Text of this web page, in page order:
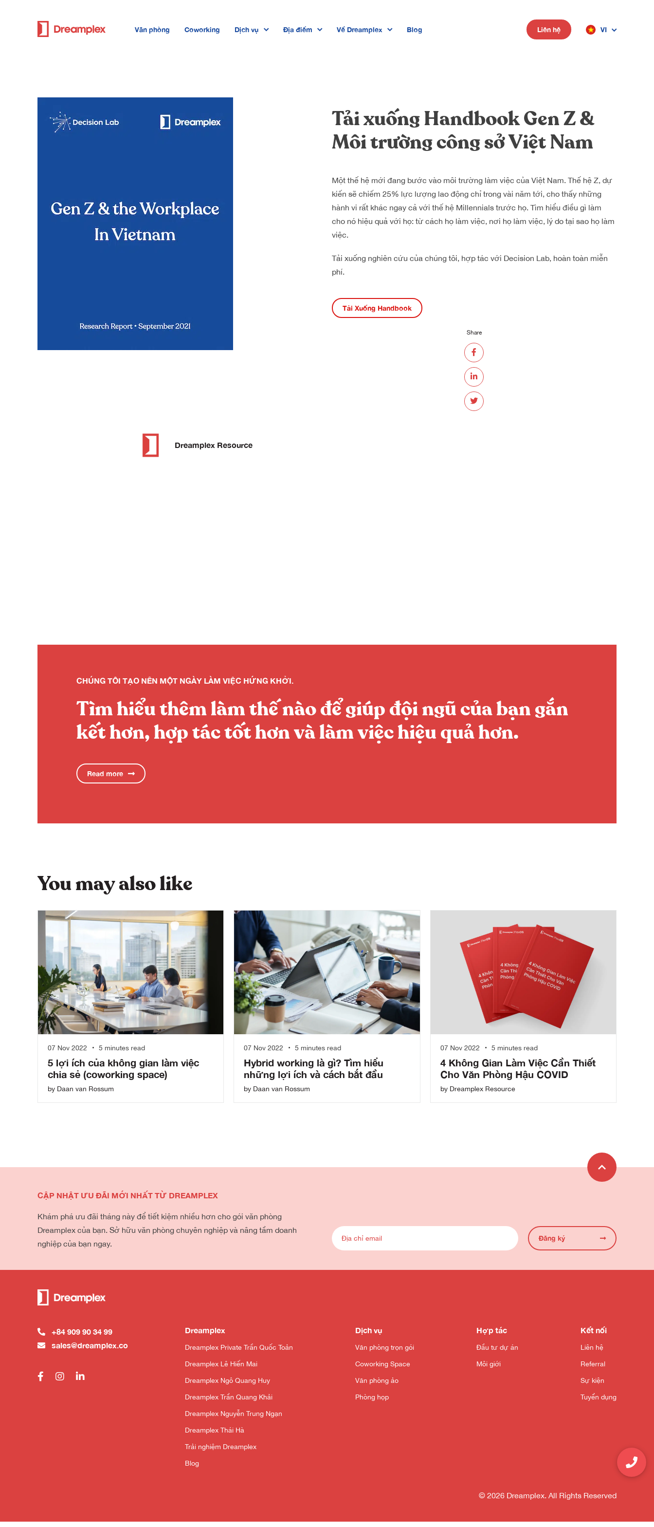
Văn phòng Coworking Dịch vụ Địa điểm
Dreamplex Ngô Quang Huy
Dreamplex Trần Quang Khải
Dreamplex Nguyễn Trung Ngạn
Dreamplex Thái Hà
Về Dreamplex Blog Liên hệ VI
Tải xuống Handbook Gen Z &
Môi trường công sở Việt Nam
Một thế hệ mới đang bước vào môi trường làm việc của Việt Nam. Thế hệ Z, dự
kiến sẽ chiếm 25% lực lượng lao động chỉ trong vài năm tới, cho thấy những
hành vi rất khác ngay cả với thế hệ Millennials trước họ. Tìm hiểu điều gì làm
cho nó hiệu quả với họ: từ cách họ làm việc, nơi họ làm việc, lý do tại sao họ làm
việc.
Tải xuống nghiên cứu của chúng tôi, hợp tác với Decision Lab, hoàn toàn miễn
phí.
Tải Xuống Handbook
Share
Dreamplex Resource
CHÚNG TÔI TẠO NÊN MỘT NGÀY LÀM VIỆC HỨNG KHỞI.
Tìm hiểu thêm làm thế nào để giúp đội ngũ của bạn gắn
kết hơn, hợp tác tốt hơn và làm việc hiệu quả hơn.
Read more
You may also like
07 Nov 2022 5 minutes read
5 lợi ích của không gian làm việc
chia sẻ (coworking space)
by Daan van Rossum
07 Nov 2022 5 minutes read
Hybrid working là gì? Tìm hiểu
những lợi ích và cách bắt đầu
by Daan van Rossum
07 Nov 2022 5 minutes read
4 Không Gian Làm Việc Cần Thiết
Cho Văn Phòng Hậu COVID
by Dreamplex Resource
CẬP NHẬT ƯU ĐÃI MỚI NHẤT TỪ DREAMPLEX
Khám phá ưu đãi tháng này để tiết kiệm nhiều hơn cho gói văn phòng
Dreamplex của bạn. Sở hữu văn phòng chuyên nghiệp và nâng tầm doanh
nghiệp của bạn ngay.
Đăng ký
+84 909 90 34 99
sales@dreamplex.co
Dreamplex
Dreamplex Private Trần Quốc Toản
Dreamplex Lê Hiến Mai
Dreamplex Ngô Quang Huy
Dreamplex Trần Quang Khải
Dreamplex Nguyễn Trung Ngạn
Dreamplex Thái Hà
Trải nghiệm Dreamplex
Blog
Dịch vụ
Văn phòng trọn gói
Coworking Space
Văn phòng ảo
Phòng họp
Hợp tác
Đầu tư dự án
Môi giới
Kết nối
Liên hệ
Referral
Sự kiện
Tuyển dụng
© 2026 Dreamplex. All Rights Reserved